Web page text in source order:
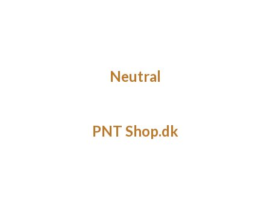
Neutral
PNT Shop.dk